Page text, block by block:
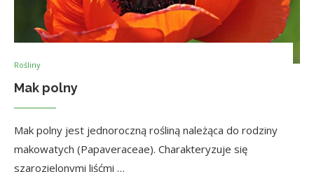
Rośliny
Mak polny
Mak polny jest jednoroczną rośliną należąca do rodziny
makowatych (Papaveraceae). Charakteryzuje się
szarozielonymi liśćmi …